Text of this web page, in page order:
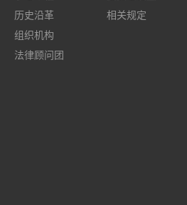
历史沿革
组织机构
法律顾问团
相关规定